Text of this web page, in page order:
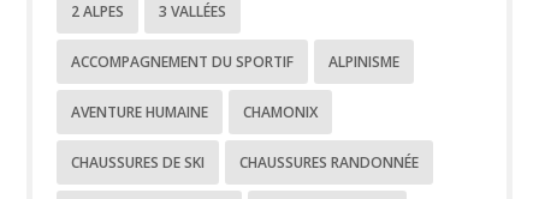
2 ALPES 3 VALLÉES
ACCOMPAGNEMENT DU SPORTIF ALPINISME
AVENTURE HUMAINE CHAMONIX
CHAUSSURES DE SKI CHAUSSURES RANDONNÉE